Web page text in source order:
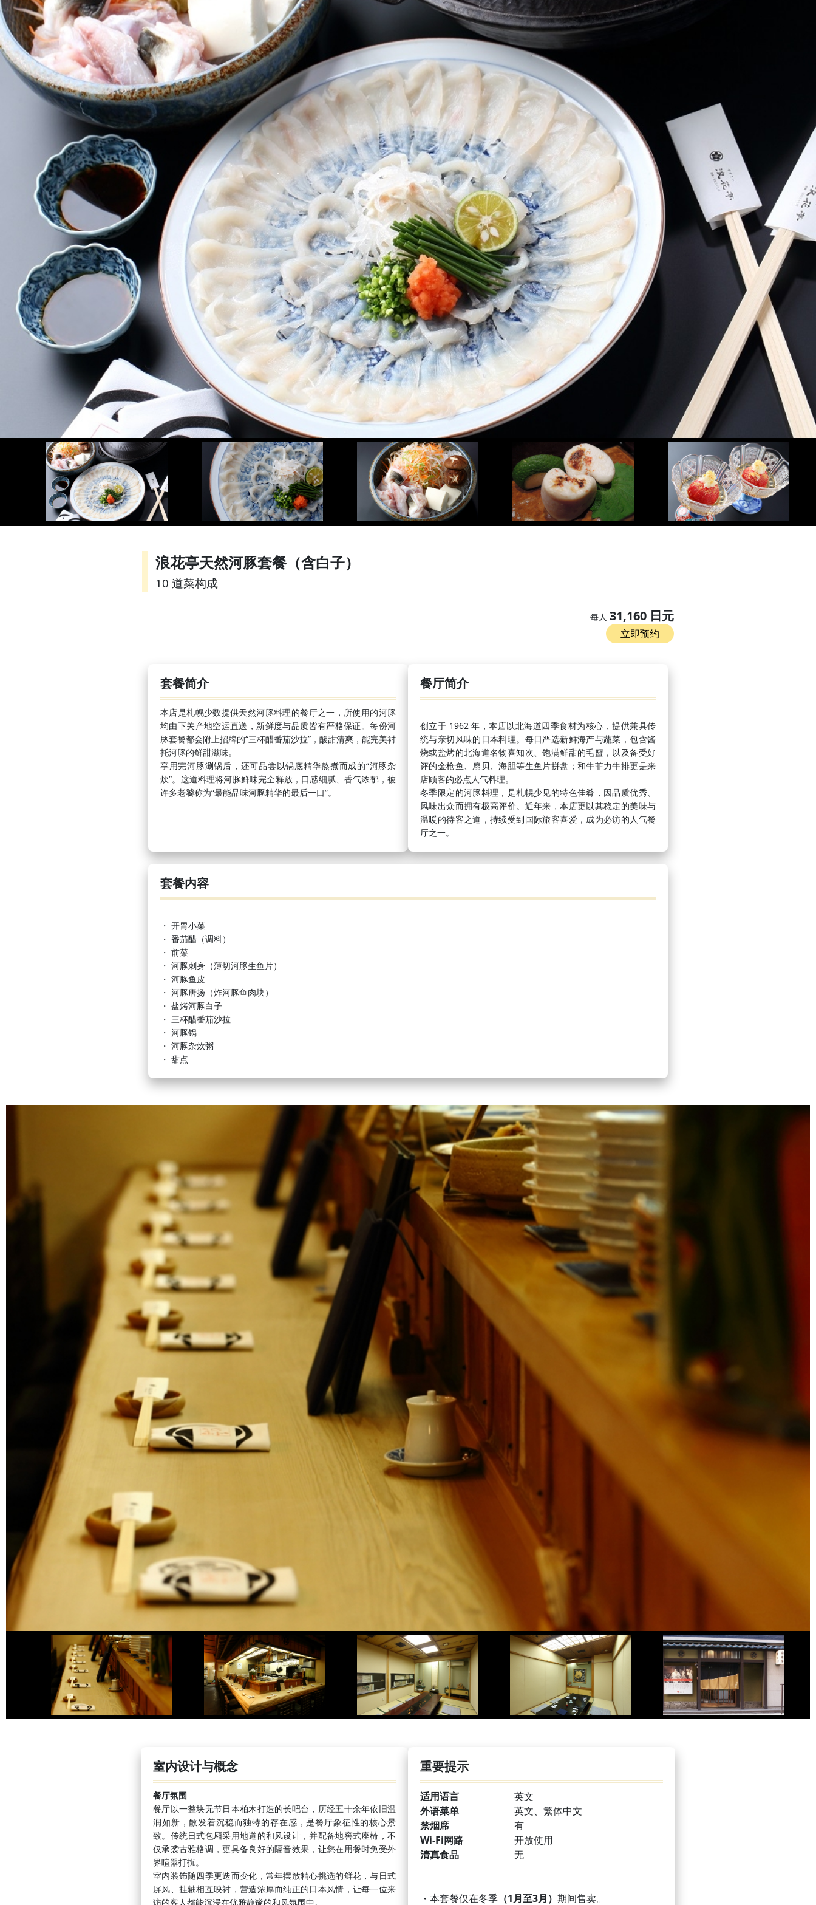
浪花亭天然河豚套餐（含白子）
10 道菜构成
每人 31,160 日元
立即预约
套餐简介
本店是札幌少数提供天然河豚料理的餐厅之一，所使用的河豚
均由下关产地空运直送，新鲜度与品质皆有严格保证。每份河
豚套餐都会附上招牌的“三杯醋番茄沙拉”，酸甜清爽，能完美衬
托河豚的鲜甜滋味。
享用完河豚涮锅后，还可品尝以锅底精华熬煮而成的“河豚杂
炊”。这道料理将河豚鲜味完全释放，口感细腻、香气浓郁，被
许多老饕称为“最能品味河豚精华的最后一口”。
餐厅简介
创立于 1962 年，本店以北海道四季食材为核心，提供兼具传
统与亲切风味的日本料理。每日严选新鲜海产与蔬菜，包含酱
烧或盐烤的北海道名物喜知次、饱满鲜甜的毛蟹，以及备受好
评的金枪鱼、扇贝、海胆等生鱼片拼盘；和牛菲力牛排更是来
店顾客的必点人气料理。
冬季限定的河豚料理，是札幌少见的特色佳肴，因品质优秀、
风味出众而拥有极高评价。近年来，本店更以其稳定的美味与
温暖的待客之道，持续受到国际旅客喜爱，成为必访的人气餐
厅之一。
套餐内容
・ 开胃小菜
・ 番茄醋（调料）
・ 前菜
・ 河豚刺身（薄切河豚生鱼片）
・ 河豚鱼皮
・ 河豚唐扬（炸河豚鱼肉块）
・ 盐烤河豚白子
・ 三杯醋番茄沙拉
・ 河豚锅
・ 河豚杂炊粥
・ 甜点
室内设计与概念
餐厅氛围
餐厅以一整块无节日本柏木打造的长吧台，历经五十余年依旧温
润如新，散发着沉稳而独特的存在感，是餐厅象征性的核心景
致。传统日式包厢采用地道的和风设计，并配备地窖式座椅，不
仅承袭古雅格调，更具备良好的隔音效果，让您在用餐时免受外
界喧嚣打扰。
室内装饰随四季更迭而变化，常年摆放精心挑选的鲜花，与日式
屏风、挂轴相互映衬，营造浓厚而纯正的日本风情，让每一位来
访的客人都能沉浸在优雅静谧的和风氛围中。
重要提示
适用语言
英文
外语菜单
英文、繁体中文
禁烟席
有
Wi-Fi网路
开放使用
清真食品
无
・本套餐仅在冬季 （1月至3月） 期间售卖。